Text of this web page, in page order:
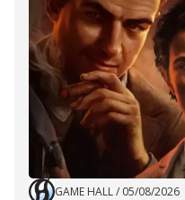
GAME HALL/ 05/08/2026